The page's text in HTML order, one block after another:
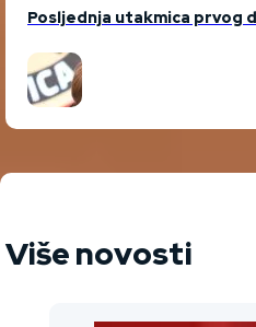
Posljednja utakmica prvog
Više novosti